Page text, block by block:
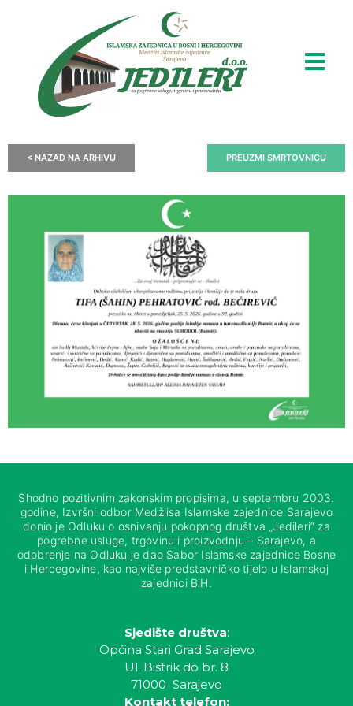
< NAZAD NA ARHIVU PREUZMI SMRTOVNICU
Shodno pozitivnim zakonskim propisima, u septembru 2003.
godine, Izvršni odbor Medžlisa Islamske zajednice Sarajevo
donio je Odluku o osnivanju pokopnog društva „Jedileri“ za
pogrebne usluge, trgovinu i proizvodnju – Sarajevo, a
odobrenje na Odluku je dao Sabor Islamske zajednice Bosne
i Hercegovine, kao najviše predstavničko tijelo u Islamskoj
zajednici BiH.
Sjedište društva:
Općina Stari Grad Sarajevo
Ul. Bistrik do br. 8
71000 Sarajevo
Kontakt telefon: